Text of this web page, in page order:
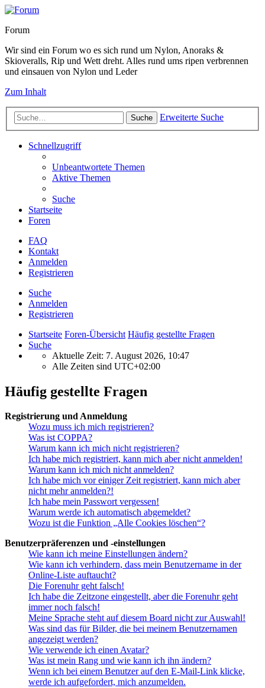
Forum
Wir sind ein Forum wo es sich rund um Nylon, Anoraks &
Skioveralls, Rip und Wett dreht. Alles rund ums ripen verbrennen
und einsauen von Nylon und Leder
Zum Inhalt
Suche Erweiterte Suche
Schnellzugriff
Unbeantwortete Themen
Aktive Themen
Suche
Startseite
Foren
FAQ
Kontakt
Anmelden
Registrieren
Suche
Anmelden
Registrieren
Startseite Foren-Übersicht Häufig gestellte Fragen
Suche
Aktuelle Zeit: 7. August 2026, 10:47
Alle Zeiten sind UTC+02:00
Häufig gestellte Fragen
Registrierung und Anmeldung
Wozu muss ich mich registrieren?
Was ist COPPA?
Warum kann ich mich nicht registrieren?
Ich habe mich registriert, kann mich aber nicht anmelden!
Warum kann ich mich nicht anmelden?
Ich habe mich vor einiger Zeit registriert, kann mich aber
nicht mehr anmelden?!
Ich habe mein Passwort vergessen!
Warum werde ich automatisch abgemeldet?
Wozu ist die Funktion „Alle Cookies löschen“?
Benutzerpräferenzen und -einstellungen
Wie kann ich meine Einstellungen ändern?
Wie kann ich verhindern, dass mein Benutzername in der
Online-Liste auftaucht?
Die Forenuhr geht falsch!
Ich habe die Zeitzone eingestellt, aber die Forenuhr geht
immer noch falsch!
Meine Sprache steht auf diesem Board nicht zur Auswahl!
Was sind das für Bilder, die bei meinem Benutzernamen
angezeigt werden?
Wie verwende ich einen Avatar?
Was ist mein Rang und wie kann ich ihn ändern?
Wenn ich bei einem Benutzer auf den E-Mail-Link klicke,
werde ich aufgefordert, mich anzumelden.